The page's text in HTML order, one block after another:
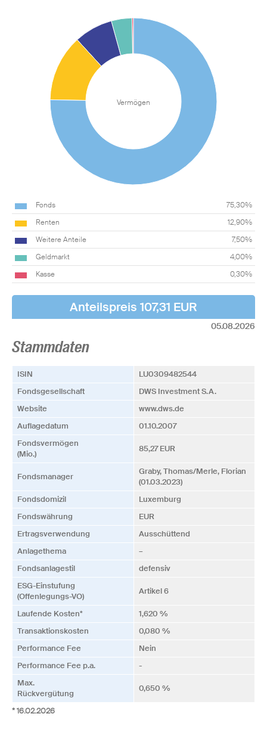
Vermögen
Fonds
75,30%
Renten
12,90%
Weitere Anteile
7,50%
Geldmarkt
4,00%
Kasse
0,30%
Anteilspreis 107,31 EUR
05.08.2026
Stammdaten
ISIN
LU0309482544
Fonds­­gesellschaft
DWS Investment S.A.
Website
www.dws.de
Auflagedatum
01.10.2007
Fonds­vermögen
(Mio.)
85,27 EUR
Fonds­manager
Graby, Thomas/Merle, Florian
(01.03.2023)
Fonds­domizil
Luxemburg
Fonds­währung
EUR
Ertrags­verwendung
Ausschüttend
Anlagethema
–
Fonds­anlagestil
defensiv
ESG-Einstufung
(Offenlegungs-VO)
Artikel 6
Laufende Kosten*
1,620 %
Transaktionskosten
0,080 %
Performance Fee
Nein
Performance Fee p.a.
-
Max.
Rückvergütung
0,650 %
* 16.02.2026